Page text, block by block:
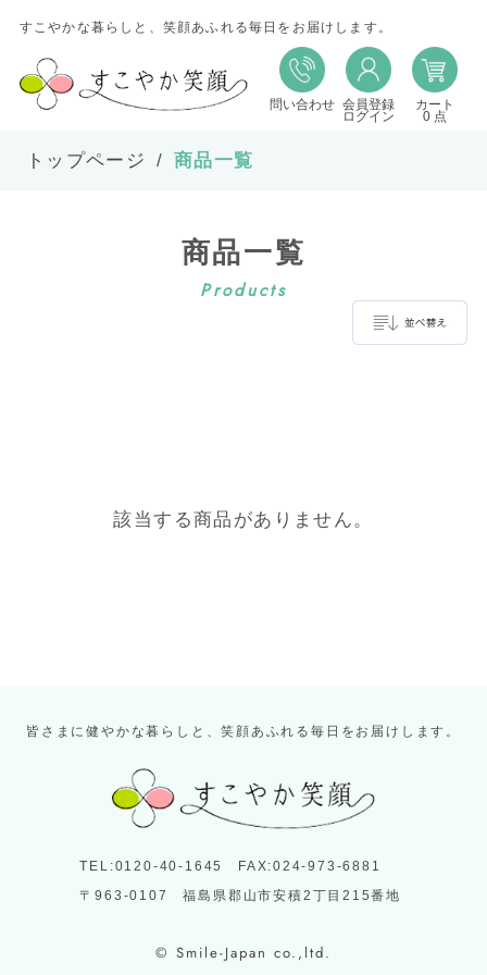
すこやかな暮らしと、笑顔あふれる毎日をお届けします。
問い合わせ 会員登録
ログイン
カート
0 点
トップページ 商品一覧
商品一覧
Products
並び替え
該当する商品がありません。
皆さまに健やかな暮らしと、笑顔あふれる毎日をお届けします。
TEL:0120-40-1645 FAX:024-973-6881
〒963-0107 福島県郡山市安積2丁目215番地
© Smile-Japan co.,ltd.